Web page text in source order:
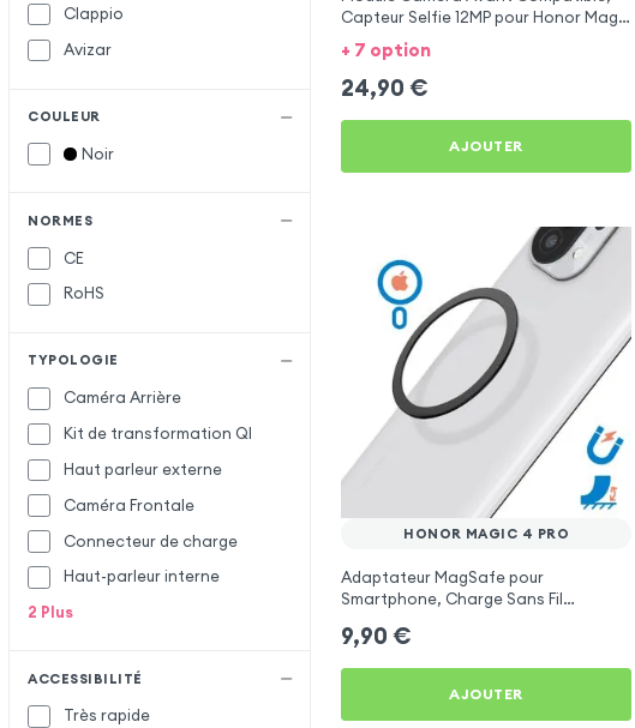
Clappio
Avizar
COULEUR
Noir
NORMES
CE
RoHS
TYPOLOGIE
Caméra Arrière
Kit de transformation QI
Haut parleur externe
Caméra Frontale
Connecteur de charge
Haut-parleur interne
2 Plus
ACCESSIBILITÉ
Très rapide
Capteur Selfie 12MP pour Honor Magic
4 Pro
+ 7 option
24,90 €
AJOUTER
HONOR MAGIC 4 PRO
Adaptateur MagSafe pour
Smartphone, Charge Sans Fil
Noir
9,90 €
AJOUTER